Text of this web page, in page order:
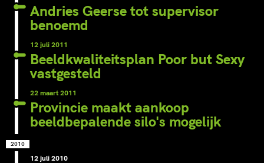
‘s-Hertogenbosch is een
waterstad. De Bossche
Stadsdelta is de plek waar de
Dommel, Aa, Binnendieze en
Zuid-Willemsvaart
samenvloeien in de…
wirwar
Andries Geerse tot supervisor
benoemd
12 juli 2011
Beeldkwaliteitsplan Poor but Sexy
vastgesteld
22 maart 2011
Provincie maakt aankoop
beeldbepalende silo's mogelijk
2010
12 juli 2010